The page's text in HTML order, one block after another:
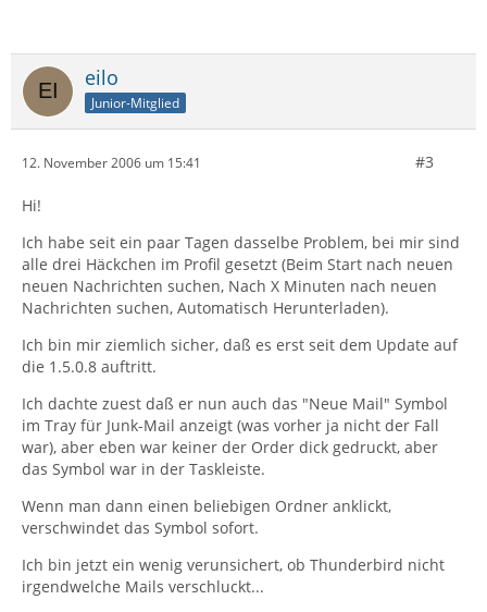
eilo
Junior-Mitglied
12. November 2006 um 15:41 #3
Hi!
Ich habe seit ein paar Tagen dasselbe Problem, bei mir sind
alle drei Häckchen im Profil gesetzt (Beim Start nach neuen
neuen Nachrichten suchen, Nach X Minuten nach neuen
Nachrichten suchen, Automatisch Herunterladen).
Ich bin mir ziemlich sicher, daß es erst seit dem Update auf
die 1.5.0.8 auftritt.
Ich dachte zuest daß er nun auch das "Neue Mail" Symbol
im Tray für Junk-Mail anzeigt (was vorher ja nicht der Fall
war), aber eben war keiner der Order dick gedruckt, aber
das Symbol war in der Taskleiste.
Wenn man dann einen beliebigen Ordner anklickt,
verschwindet das Symbol sofort.
Ich bin jetzt ein wenig verunsichert, ob Thunderbird nicht
irgendwelche Mails verschluckt...